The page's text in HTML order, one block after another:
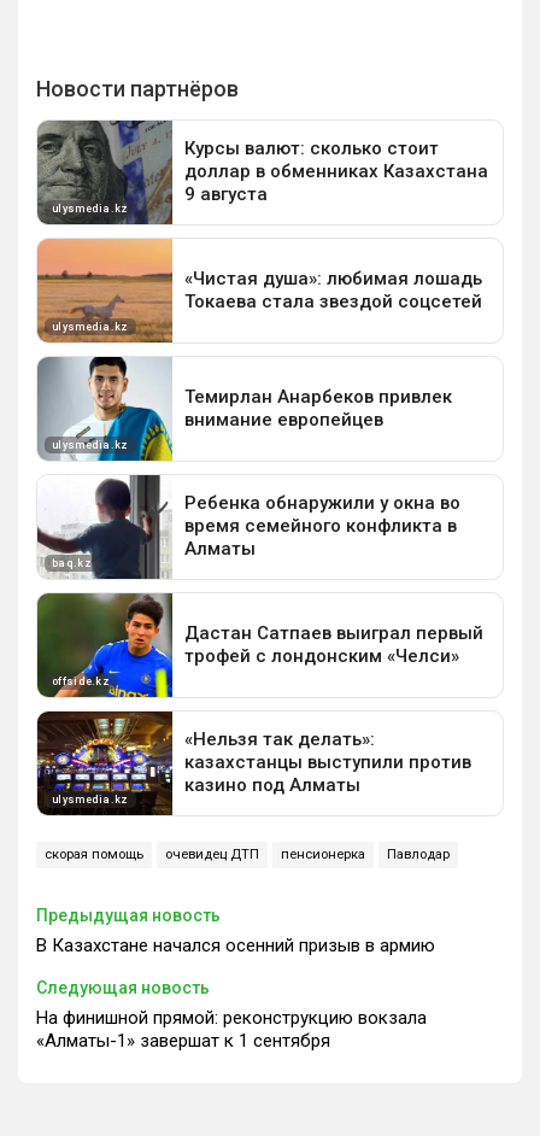
скорая помощь очевидец ДТП пенсионерка Павлодар
Предыдущая новость
В Казахстане начался осенний призыв в армию
Следующая новость
На финишной прямой: реконструкцию вокзала
«Алматы-1» завершат к 1 сентября